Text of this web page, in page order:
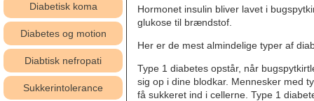
Diabetisk koma
Diabetes og motion
Diabtisk nefropati
Sukkerintolerance
Hormonet insulin bliver lavet i
glukose til brændstof.
Her er de mest almindelige typer af
Type 1 diabetes opstår, når
sig op i dine blodkar. Mennesker med
få sukkeret ind i cellerne. Type 1